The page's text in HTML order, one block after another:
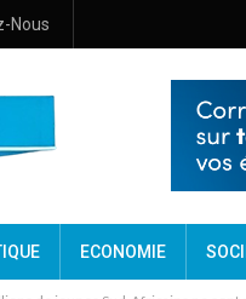
Nous
ECONOMIE